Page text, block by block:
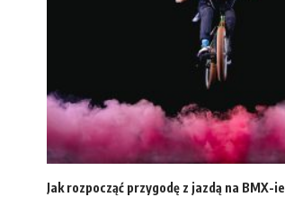
Jak rozpocząć przygodę z jazdą na BMX-ie